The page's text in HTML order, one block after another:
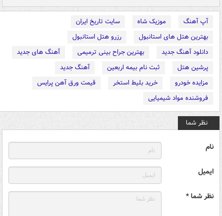
آپ آهنگ موزیک شاه
سایت تاریخ ایران
بهترین هتل های استانبول
رزرو هتل استانبول
دانلود آهنگ جدید
بهترین جراح بینی ترمیمی
آهنگ های جدید
پرشین هتل
ثبت نام بیمه اربعین
آهنگ جدید
مزایده خودرو
خرید بلیط استخر
قیمت ورق آهن پرایس
فروشنده مواد شیمیایی
نظر شما
نام
ایمیل
نظر شما *